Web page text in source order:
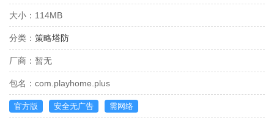
大小： 114MB
分类： 策略塔防
厂商： 暂无
包名： com.playhome.plus
官方版 安全无广告 需网络